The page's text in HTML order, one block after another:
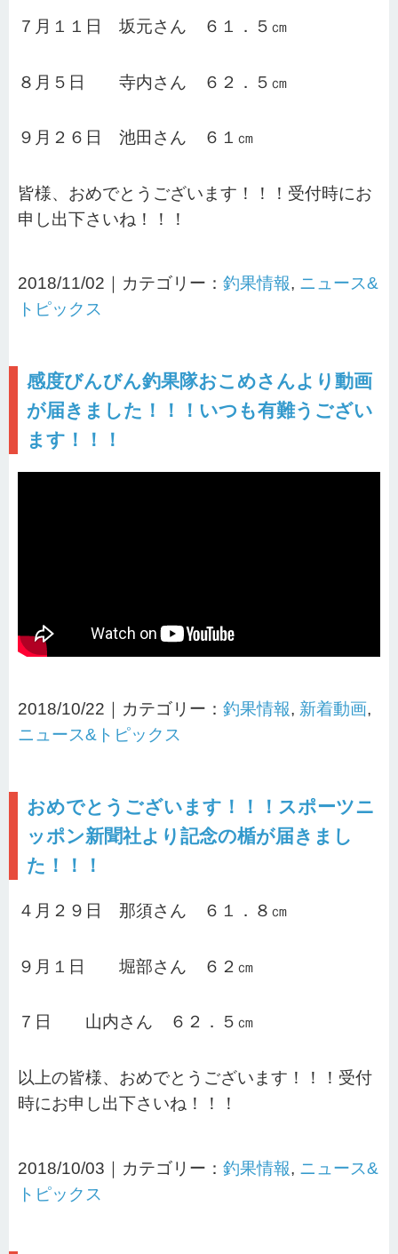
７月１１日 坂元さん ６１．５㎝
８月５日 寺内さん ６２．５㎝
９月２６日 池田さん ６１㎝
皆様、おめでとうございます！！！受付時にお
申し出下さいね！！！
2018/11/02｜カテゴリー： 釣果情報, ニュース&
トピックス
感度びんびん釣果隊おこめさんより動画
が届きました！！！いつも有難うござい
ます！！！
2018/10/22｜カテゴリー： 釣果情報, 新着動画,
ニュース&トピックス
おめでとうございます！！！スポーツニ
ッポン新聞社より記念の楯が届きまし
た！！！
４月２９日 那須さん ６１．８㎝
９月１日 堀部さん ６２㎝
７日 山内さん ６２．５㎝
以上の皆様、おめでとうございます！！！受付
時にお申し出下さいね！！！
2018/10/03｜カテゴリー： 釣果情報, ニュース&
トピックス